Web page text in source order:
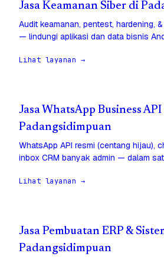
Jasa Keamanan Siber di
Audit keamanan, pentest, hardening,
— lindungi aplikasi dan data bisnis
Lihat layanan →
Jasa WhatsApp Business
Padangsidimpuan
WhatsApp API resmi (centang hijau),
inbox CRM banyak admin — dalam
Lihat layanan →
Jasa Pembuatan ERP &
Padangsidimpuan